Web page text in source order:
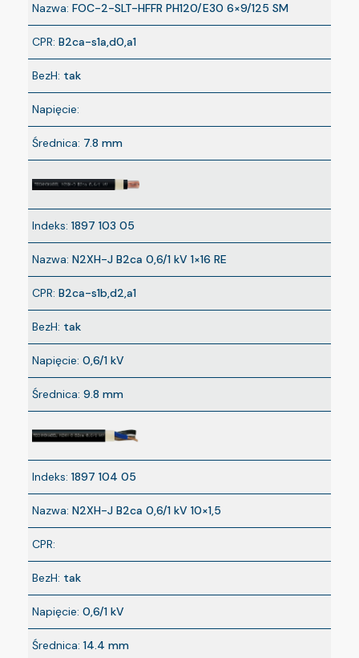
Nazwa: FOC-2-SLT-HFFR PH120/E30 6×9/125 SM
CPR: B2ca-s1a,d0,a1
BezH: tak
Napięcie:
Średnica: 7.8 mm
Indeks: 1897 103 05
Nazwa: N2XH-J B2ca 0,6/1 kV 1×16 RE
CPR: B2ca-s1b,d2,a1
BezH: tak
Napięcie: 0,6/1 kV
Średnica: 9.8 mm
Indeks: 1897 104 05
Nazwa: N2XH-J B2ca 0,6/1 kV 10×1,5
CPR:
BezH: tak
Napięcie: 0,6/1 kV
Średnica: 14.4 mm